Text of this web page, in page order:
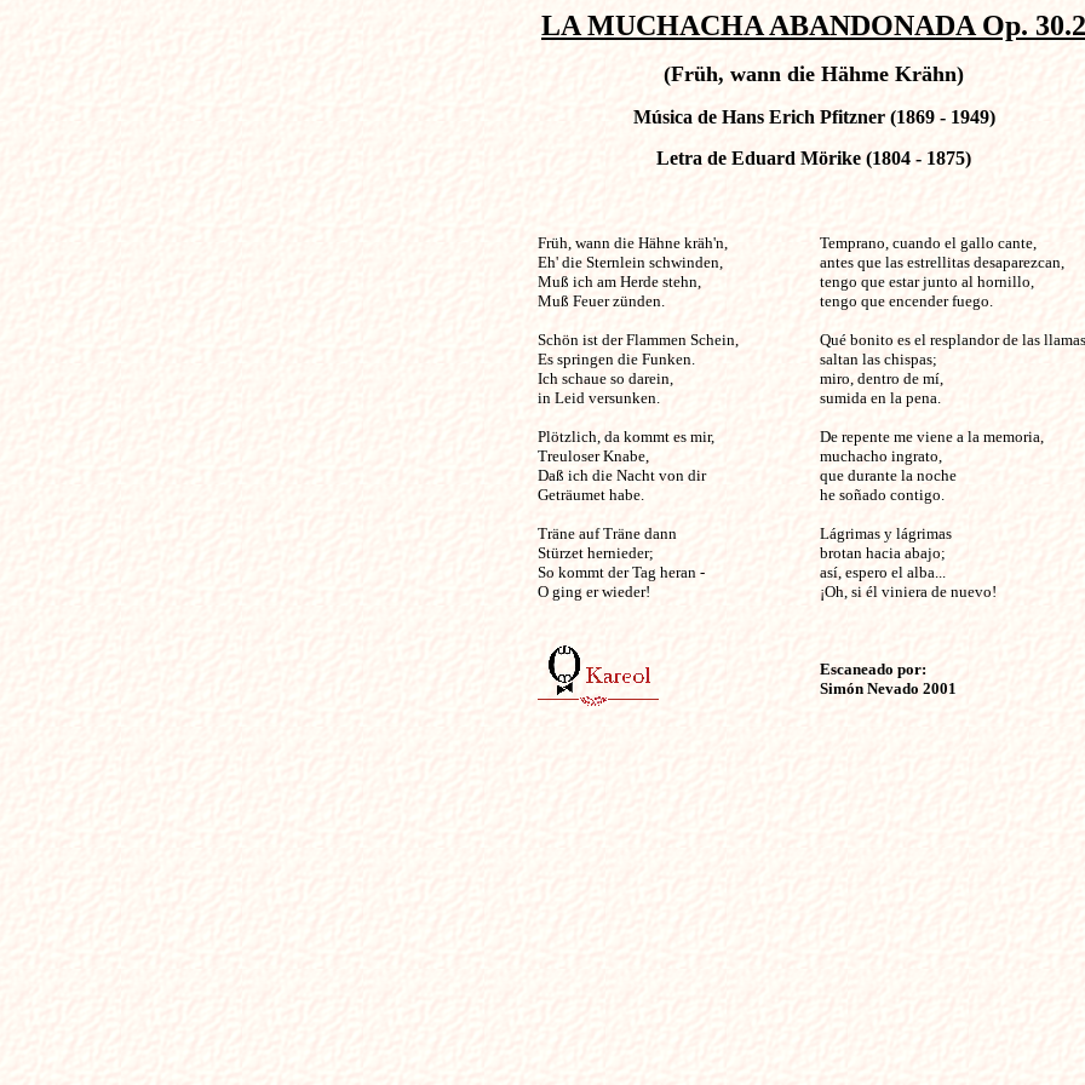
LA MUCHACHA ABANDONADA Op. 30.2
(Früh, wann die Hähme Krähn)
Música de Hans Erich Pfitzner (1869 - 1949)
Letra de Eduard Mörike (1804 - 1875)
Früh, wann die Hähne kräh'n,
Eh' die Sternlein schwinden,
Muß ich am Herde stehn,
Muß Feuer zünden.
Schön ist der Flammen Schein,
Es springen die Funken.
Ich schaue so darein,
in Leid versunken.
Plötzlich, da kommt es mir,
Treuloser Knabe,
Daß ich die Nacht von dir
Geträumet habe.
Träne auf Träne dann
Stürzet hernieder;
So kommt der Tag heran -
O ging er wieder!
Temprano, cuando el gallo cante,
antes que las estrellitas desaparezcan,
tengo que estar junto al hornillo,
tengo que encender fuego.
Qué bonito es el resplandor de las
saltan las chispas;
miro, dentro de mí,
sumida en la pena.
De repente me viene a la memoria,
muchacho ingrato,
que durante la noche
he soñado contigo.
Lágrimas y lágrimas
brotan hacia abajo;
así, espero el alba...
¡Oh, si él viniera de nuevo!
Escaneado por:
Simón Nevado 2001